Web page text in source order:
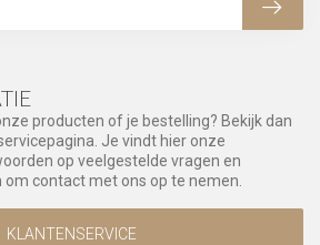
producten of je bestelling? Bekijk dan
Je vindt hier onze
op veelgestelde vragen en
contact met ons op te nemen.
KLANTENSERVICE